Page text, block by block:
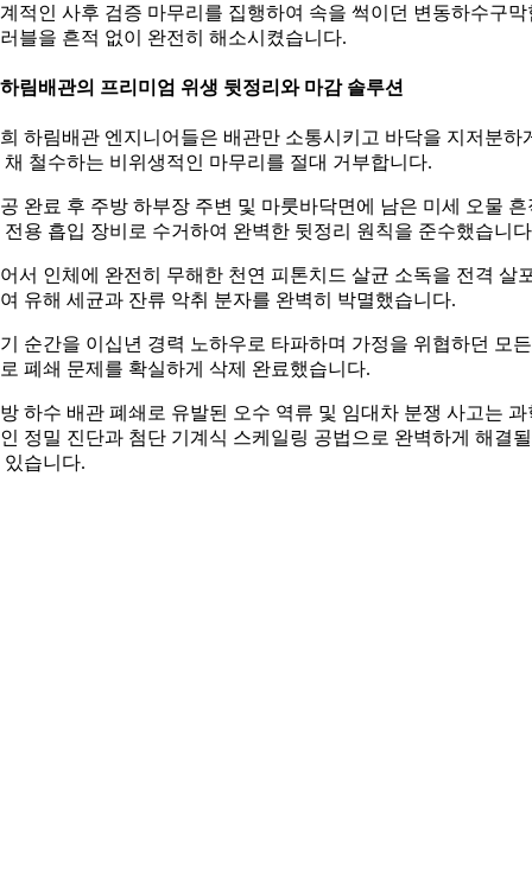
적인 사후 검증 마무리를 집행하여 속을 썩이던 변동하수구막
블을 흔적 없이 완전히 해소시켰습니다.
림배관의 프리미엄 위생 뒷정리와 마감 솔루션
하림배관 엔지니어들은 배관만 소통시키고 바닥을 지저분하
채 철수하는 비위생적인 마무리를 절대 거부합니다.
완료 후 주방 하부장 주변 및 마룻바닥면에 남은 미세 오물 흔
전용 흡입 장비로 수거하여 완벽한 뒷정리 원칙을 준수했습니
서 인체에 완전히 무해한 천연 피톤치드 살균 소독을 전격 살
유해 세균과 잔류 악취 분자를 완벽히 박멸했습니다.
순간을 이십년 경력 노하우로 타파하며 가정을 위협하던 모든
폐쇄 문제를 확실하게 삭제 완료했습니다.
하수 배관 폐쇄로 유발된 오수 역류 및 임대차 분쟁 사고는 과
정밀 진단과 첨단 기계식 스케일링 공법으로 완벽하게 해결될
있습니다.